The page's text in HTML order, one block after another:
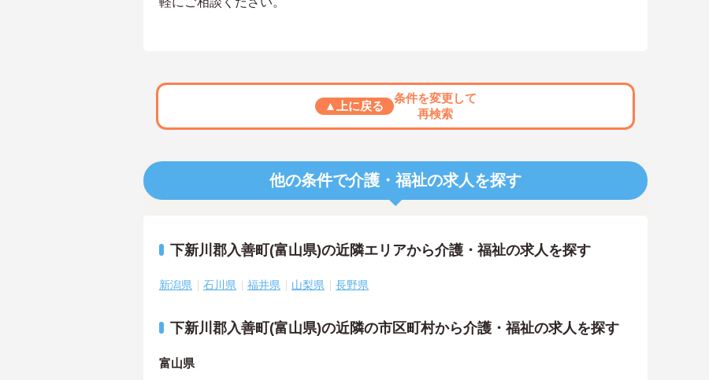
▲上に戻る
条件を変更して
再検索
他の条件で介護・福祉の求人を探す
下新川郡入善町(富山県)の近隣エリアから介護・福祉の求人を探す
新潟県 石川県 福井県 山梨県 長野県
下新川郡入善町(富山県)の近隣の市区町村から介護・福祉の求人を探す
富山県